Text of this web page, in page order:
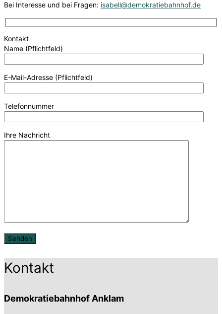
Bei Interesse und bei Fragen: isabell@demokratiebahnhof.de
Kontakt
Name (Pflichtfeld)
E-Mail-Adresse (Pflichtfeld)
Telefonnummer
Ihre Nachricht
Kontakt
Demokratiebahnhof Anklam